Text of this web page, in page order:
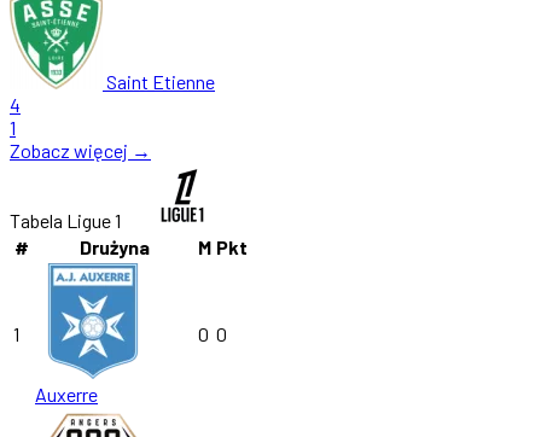
Saint Etienne
4
1
Zobacz więcej →
Tabela Ligue 1
#
Drużyna M Pkt
1
Auxerre
0 0